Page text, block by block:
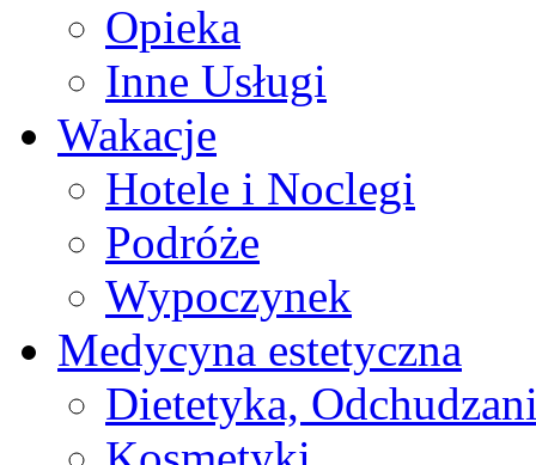
Opieka
Inne Usługi
Wakacje
Hotele i Noclegi
Podróże
Wypoczynek
Medycyna estetyczna
Dietetyka,